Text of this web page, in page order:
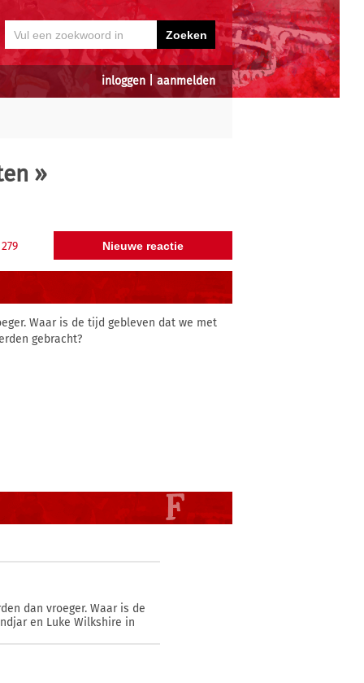
inloggen aanmelden
»
279
Waar is de tijd gebleven dat we met
gebracht?
dan vroeger. Waar is de
en Luke Wilkshire in